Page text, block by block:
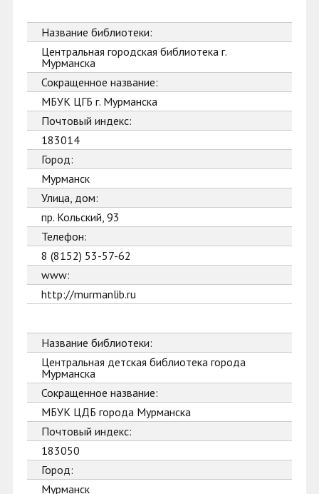
Название библиотеки:
Центральная городская библиотека г.
Мурманска
Сокращенное название:
МБУК ЦГБ г. Мурманска
Почтовый индекс:
183014
Город:
Мурманск
Улица, дом:
пр. Кольский, 93
Телефон:
8 (8152) 53-57-62
www:
http://murmanlib.ru
Название библиотеки:
Центральная детская библиотека города
Мурманска
Сокращенное название:
МБУК ЦДБ города Мурманска
Почтовый индекс:
183050
Город:
Мурманск